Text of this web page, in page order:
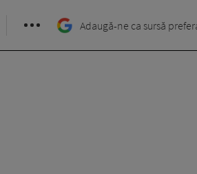
Adaugă-ne ca sursă